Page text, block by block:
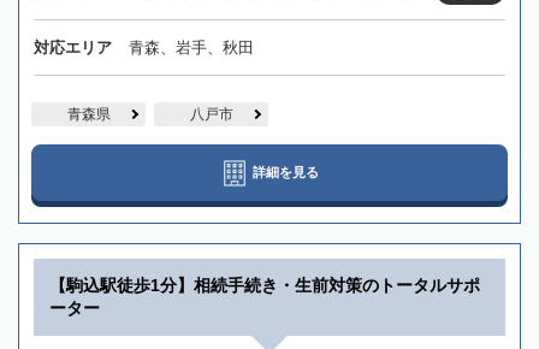
対応エリア 青森、岩手、秋田
青森県 八戸市
詳細を見る
【駒込駅徒歩1分】相続手続き・生前対策のトータルサポ
ーター